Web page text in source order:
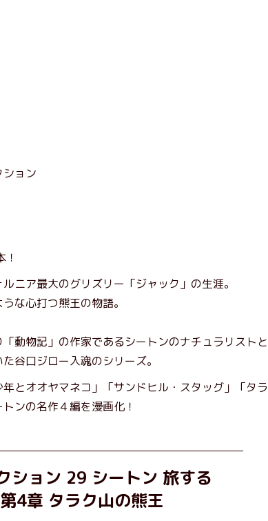
ョン
ニア最大のグリズリー「ジャック」の生涯。
な心打つ熊王の物語。
動物記」の作家であるシートンのナチュラリストと
谷口ジロー入魂のシリーズ。
年とオオヤマネコ」「サンドヒル・スタッグ」「タラ
ンの名作４編を漫画化！
ション 29 シートン 旅する
4章 タラク山の熊王